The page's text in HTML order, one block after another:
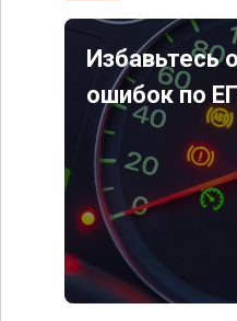
Избавьтесь
ошибок по